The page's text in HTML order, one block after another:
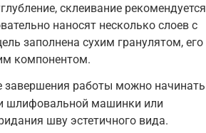
склеивание рекомендуется
наносят несколько слоев с
заполнена сухим гранулятом, его
компонентом.
завершения работы можно начинать
шлифовальной машинки или
шву эстетичного вида.